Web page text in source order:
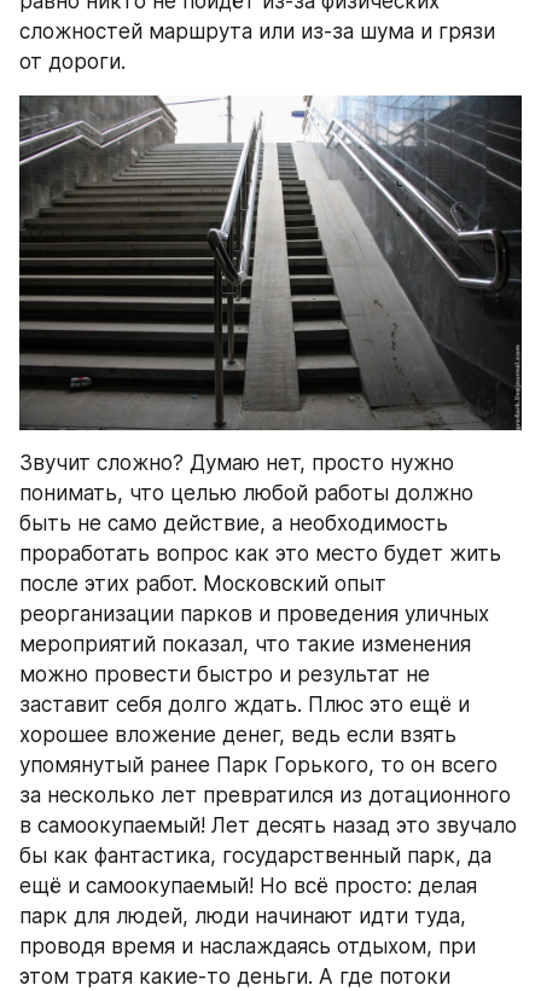
сложностей маршрута или из-за шума и грязи
от дороги.
Звучит сложно? Думаю нет, просто нужно
понимать, что целью любой работы должно
быть не само действие, а необходимость
проработать вопрос как это место будет жить
после этих работ. Московский опыт
реорганизации парков и проведения уличных
мероприятий показал, что такие изменения
можно провести быстро и результат не
заставит себя долго ждать. Плюс это ещё и
хорошее вложение денег, ведь если взять
упомянутый ранее Парк Горького, то он всего
за несколько лет превратился из дотационного
в самоокупаемый! Лет десять назад это звучало
бы как фантастика, государственный парк, да
ещё и самоокупаемый! Но всё просто: делая
парк для людей, люди начинают идти туда,
проводя время и наслаждаясь отдыхом, при
этом тратя какие-то деньги. А где потоки